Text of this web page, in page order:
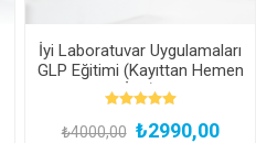
İyi Laboratuvar Uygulamaları
GLP Eğitimi (Kayıttan Hemen
İzle)
₺4000,00 ₺2990,00